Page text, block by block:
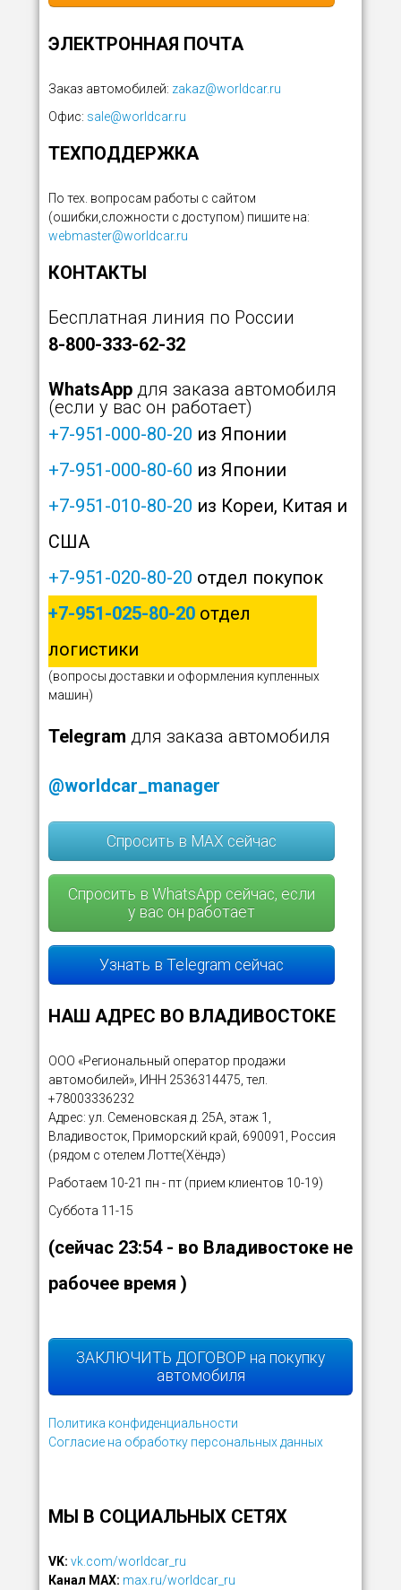
ЭЛЕКТРОННАЯ ПОЧТА
Заказ автомобилей: zakaz@worldcar.ru
Офис: sale@worldcar.ru
ТЕХПОДДЕРЖКА
По тех. вопросам работы с сайтом
(ошибки,сложности с доступом) пишите на:
webmaster@worldcar.ru
КОНТАКТЫ
Бесплатная линия по России
8-800-333-62-32
WhatsApp для заказа автомобиля
(если у вас он работает)
+7-951-000-80-20 из Японии
+7-951-000-80-60 из Японии
+7-951-010-80-20 из Кореи, Китая и
США
+7-951-020-80-20 отдел покупок
+7-951-025-80-20 отдел
логистики
(вопросы доставки и оформления купленных
машин)
Telegram для заказа автомобиля
@worldcar_manager
Спросить в MAX сейчас
Спросить в WhatsApp сейчас, если
у вас он работает
Узнать в Telegram сейчас
НАШ АДРЕС ВО ВЛАДИВОСТОКЕ
ООО «Региональный оператор продажи
автомобилей», ИНН 2536314475, тел.
+78003336232
Адрес: ул. Семеновская д. 25А, этаж 1,
Владивосток, Приморский край, 690091, Россия
(рядом с отелем Лотте(Хёндэ)
Работаем 10-21 пн - пт (прием клиентов 10-19)
Суббота 11-15
(сейчас 23:54- во Владивостоке не
рабочее время )
ЗАКЛЮЧИТЬ ДОГОВОР на покупку
автомобиля
Политика конфиденциальности
Согласие на обработку персональных данных
МЫ В СОЦИАЛЬНЫХ СЕТЯХ
VK: vk.com/worldcar_ru
Канал MAX: max.ru/worldcar_ru